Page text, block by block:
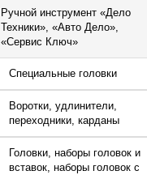
Ручной инструмент «Дело
Техники», «Авто Дело»,
«Сервис Ключ»
Cпециальные головки
Воротки, удлинители,
переходники, карданы
Головки, наборы головок и
вставок, наборы головок с